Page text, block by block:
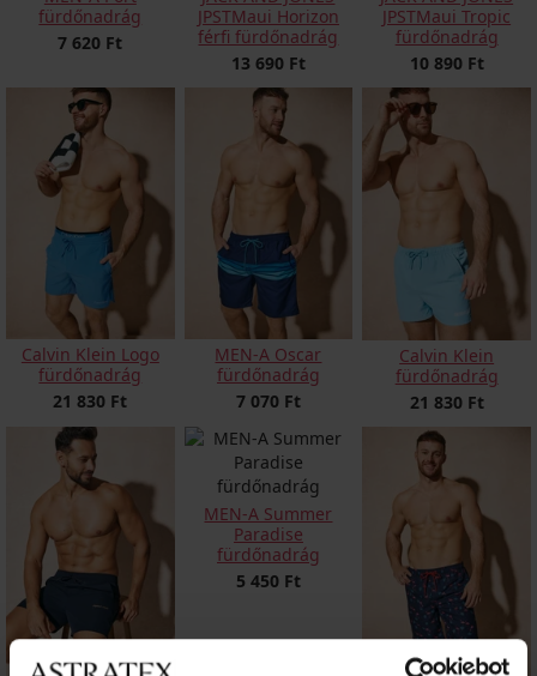
fürdőnadrág
7 620 Ft
JPSTMaui Horizon
férfi fürdőnadrág
13 690 Ft
JPSTMaui Tropic
fürdőnadrág
10 890 Ft
Calvin Klein Logo
fürdőnadrág
21 830 Ft
MEN-A Oscar
fürdőnadrág
7 070 Ft
Calvin Klein
fürdőnadrág
21 830 Ft
MEN-A Summer
Paradise
fürdőnadrág
5 450 Ft